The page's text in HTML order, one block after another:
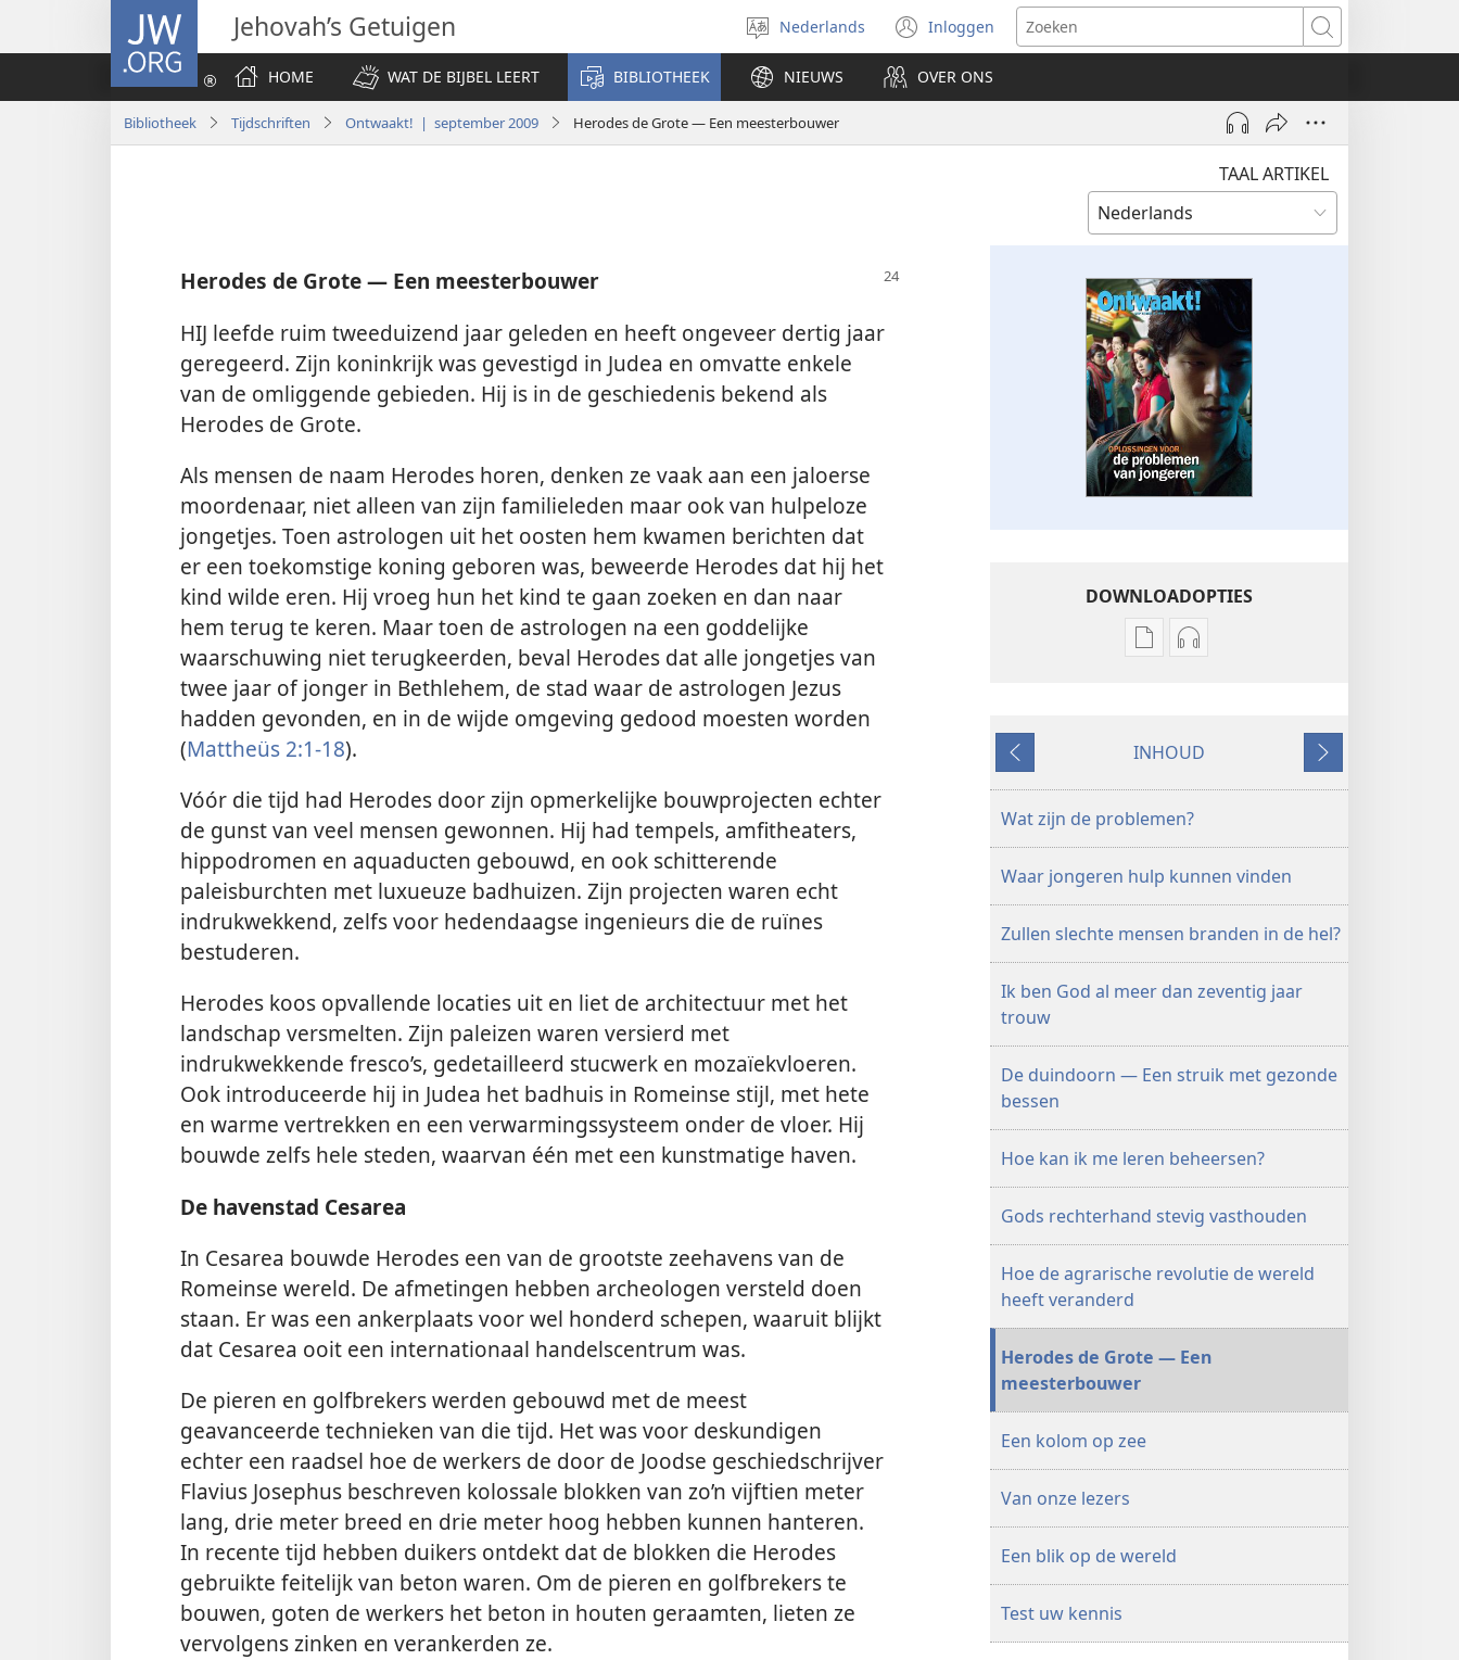
JW.ORG Jehovah’s Getuigen
Taal
selecteren
Nederlands Inloggen
(opent
nieuw
venster)
Zoeken
HOME
WAT DE BIJBEL LEERT BIBLIOTHEEK NIEUWS OVER ONS
Bibliotheek Tijdschriften Ontwaakt! | september 2009 Herodes de Grote — Een meesterbouwer
TAAL ARTIKEL
Herodes de Grote — Een meesterbouwer
HIJ leefde ruim tweeduizend jaar geleden en heeft ongeveer dertig jaar
geregeerd. Zijn koninkrijk was gevestigd in Judea en omvatte enkele
van de omliggende gebieden. Hij is in de geschiedenis bekend als
Herodes de Grote.
Als mensen de naam Herodes horen, denken ze vaak aan een jaloerse
moordenaar, niet alleen van zijn familieleden maar ook van hulpeloze
jongetjes. Toen astrologen uit het oosten hem kwamen berichten dat
er een toekomstige koning geboren was, beweerde Herodes dat hij het
kind wilde eren. Hij vroeg hun het kind te gaan zoeken en dan naar
hem terug te keren. Maar toen de astrologen na een goddelijke
waarschuwing niet terugkeerden, beval Herodes dat alle jongetjes van
twee jaar of jonger in Bethlehem, de stad waar de astrologen Jezus
hadden gevonden, en in de wijde omgeving gedood moesten worden
(Mattheüs 2:1-18).
Vóór die tijd had Herodes door zijn opmerkelijke bouwprojecten echter
de gunst van veel mensen gewonnen. Hij had tempels, amfitheaters,
hippodromen en aquaducten gebouwd, en ook schitterende
paleisburchten met luxueuze badhuizen. Zijn projecten waren echt
indrukwekkend, zelfs voor hedendaagse ingenieurs die de ruïnes
bestuderen.
Herodes koos opvallende locaties uit en liet de architectuur met het
landschap versmelten. Zijn paleizen waren versierd met
indrukwekkende fresco’s, gedetailleerd stucwerk en mozaïekvloeren.
Ook introduceerde hij in Judea het badhuis in Romeinse stijl, met hete
en warme vertrekken en een verwarmingssysteem onder de vloer. Hij
bouwde zelfs hele steden, waarvan één met een kunstmatige haven.
De havenstad Cesarea
In Cesarea bouwde Herodes een van de grootste zeehavens van de
Romeinse wereld. De afmetingen hebben archeologen versteld doen
staan. Er was een ankerplaats voor wel honderd schepen, waaruit blijkt
dat Cesarea ooit een internationaal handelscentrum was.
De pieren en golfbrekers werden gebouwd met de meest
geavanceerde technieken van die tijd. Het was voor deskundigen
echter een raadsel hoe de werkers de door de Joodse geschiedschrijver
Flavius Josephus beschreven kolossale blokken van zo’n vijftien meter
lang, drie meter breed en drie meter hoog hebben kunnen hanteren.
In recente tijd hebben duikers ontdekt dat de blokken die Herodes
gebruikte feitelijk van beton waren. Om de pieren en golfbrekers te
bouwen, goten de werkers het beton in houten geraamten, lieten ze
vervolgens zinken en verankerden ze.
DOWNLOADOPTIES
Downloadopties
Downloadopties
september 2009
Vorige
INHOUD
Volgende
Wat zijn de problemen?
Waar jongeren hulp kunnen vinden
Zullen slechte mensen branden in de hel?
Ik ben God al meer dan zeventig jaar
trouw
De duindoorn — Een struik met gezonde
bessen
Hoe kan ik me leren beheersen?
Gods rechterhand stevig vasthouden
Hoe de agrarische revolutie de wereld
heeft veranderd
Herodes de Grote — Een
meesterbouwer
Een kolom op zee
Van onze lezers
Een blik op de wereld
Test uw kennis